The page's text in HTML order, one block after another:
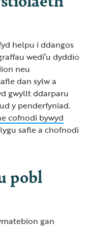
helpu i ddangos
wedi’u dyddio
neu
dan sylw a
gwyllt ddarparu
y penderfyniad.
cofnodi bywyd
safle a chofnodi
pobl
gan